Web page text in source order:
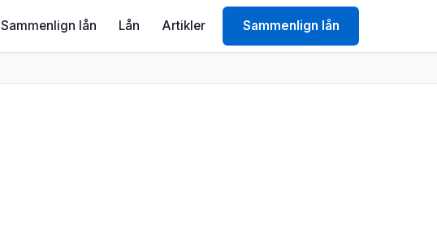
Sammenlign lån Lån Artikler Sammenlign lån